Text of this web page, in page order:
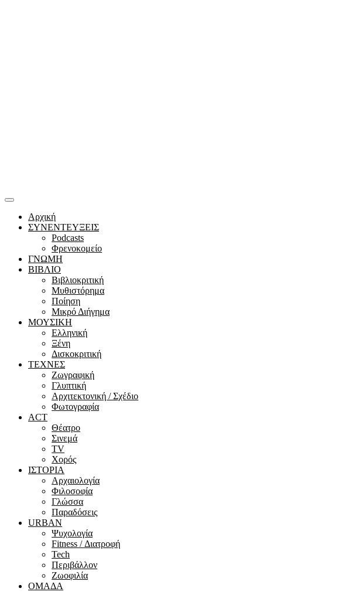
Αρχική
ΣΥΝΕΝΤΕΥΞΕΙΣ
Podcasts
Φρενοκομείο
ΓΝΩΜΗ
ΒΙΒΛΙΟ
Βιβλιοκριτική
Μυθιστόρημα
Ποίηση
Μικρό Διήγημα
ΜΟΥΣΙΚΗ
Ελληνική
Ξένη
Δισκοκριτική
ΤΕΧΝΕΣ
Ζωγραφική
Γλυπτική
Αρχιτεκτονική / Σχέδιο
Φωτογραφία
ACT
Θέατρο
Σινεμά
ΤV
Χορός
ΙΣΤΟΡΙΑ
Αρχαιολογία
Φιλοσοφία
Γλώσσα
Παραδόσεις
URBAN
Ψυχολογία
Fitness / Διατροφή
Tech
Περιβάλλον
Ζωοφιλία
ΟΜΑΔΑ